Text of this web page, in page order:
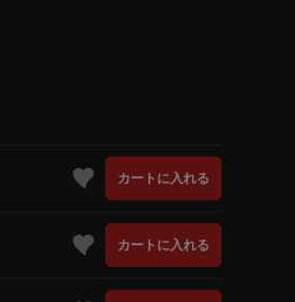
カートに入れる
カートに入れる